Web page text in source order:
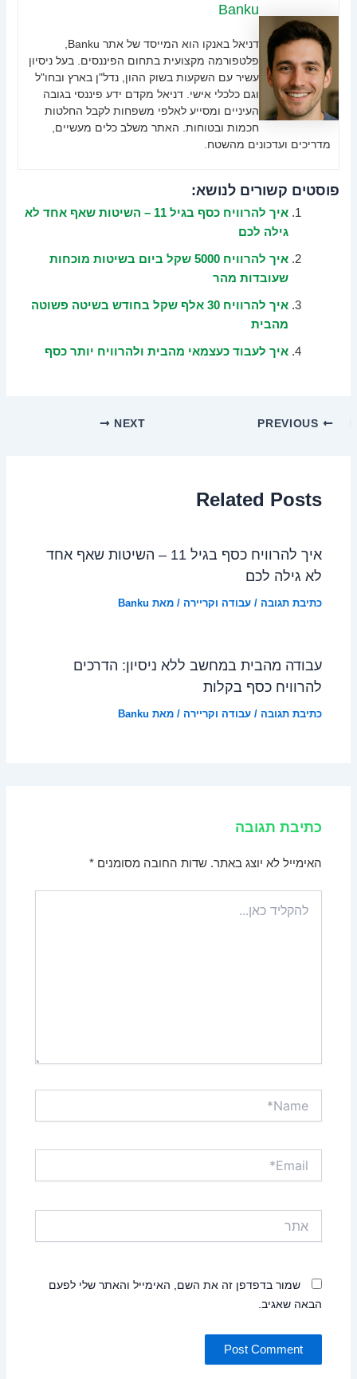
Banku
פלטפורמה מקצועית בתחום הפיננסים. בעל ניסיון
עשיר עם השקעות בשוק ההון, נדל"ן בארץ ובחו"ל
וגם כלכלי אישי. דניאל מקדם ידע פיננסי בגובה
העיניים ומסייע לאלפי משפחות לקבל החלטות
חכמות ובטוחות. האתר משלב כלים מעשיים,
מדריכים ועדכונים מהשטח.
פוסטים קשורים לנושא:
איך להרוויח כסף בגיל 11 – השיטות שאף אחד לא
גילה לכם
איך להרוויח 5000 שקל ביום בשיטות מוכחות
שעובדות מהר
איך להרוויח 30 אלף שקל בחודש בשיטה פשוטה
מהבית
איך לעבוד כעצמאי מהבית ולהרוויח יותר כסף
NEXT
Related Posts
איך להרוויח כסף בגיל 11 – השיטות שאף אחד
לא גילה לכם
כתיבת תגובה /עבודה וקריירה / מאת Banku
עבודה מהבית במחשב ללא ניסיון: הדרכים
להרוויח כסף בקלות
כתיבת תגובה /עבודה וקריירה / מאת Banku
כתיבת תגובה
האימייל לא יוצג באתר. שדות החובה מסומנים*
כאן...
שמור בדפדפן זה את השם, האימייל והאתר שלי לפעם
הבאה שאגיב.